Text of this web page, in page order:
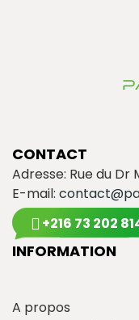
CONTACT
Adresse: Rue du Dr
E-mail:
+216 73 202
INFORMATION
A propos